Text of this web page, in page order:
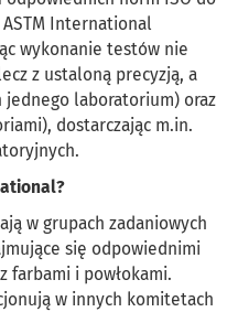
International
wykonanie testów nie
z ustaloną precyzją, a
jednego laboratorium) oraz
dostarczając m.in.
w grupach zadaniowych
się odpowiednimi
farbami i powłokami.
w innych komitetach